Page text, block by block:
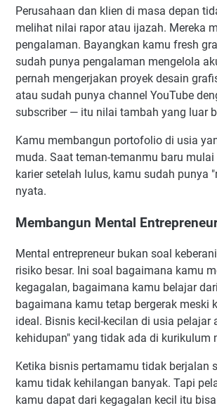
10. Apakah harus punya banyak
berbisnis?
Mulailah Sekarang, Jangan Tunggu
Perusahaan dan klien di masa depan
melihat nilai rapor atau ijazah. Mereka
pengalaman. Bayangkan kamu fresh
sudah punya pengalaman mengelola
pernah mengerjakan proyek desain
atau sudah punya channel YouTube
subscriber — itu nilai tambah yang luar
Kamu membangun portofolio di usia
muda. Saat teman-temanmu baru mulai
karier setelah lulus, kamu sudah punya
nyata.
Membangun Mental
Mental entrepreneur bukan soal
risiko besar. Ini soal bagaimana kamu
kegagalan, bagaimana kamu belajar
bagaimana kamu tetap bergerak meski
ideal. Bisnis kecil-kecilan di usia pelajar
kehidupan" yang tidak ada di kurikulum
Ketika bisnis pertamamu tidak berjalan
kamu tidak kehilangan banyak. Tapi
kamu dapat dari kegagalan kecil itu bisa